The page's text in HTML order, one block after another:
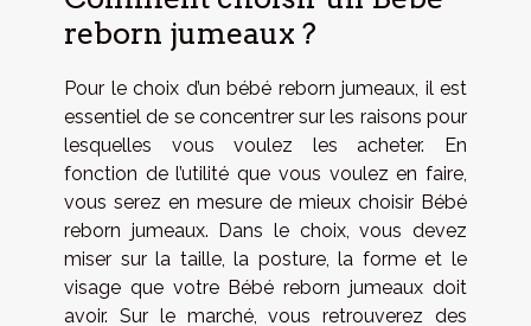
reborn jumeaux ?
Pour le choix d’un bébé reborn jumeaux, il est
essentiel de se concentrer sur les raisons pour
lesquelles vous voulez les acheter. En
fonction de l’utilité que vous voulez en faire,
vous serez en mesure de mieux choisir Bébé
reborn jumeaux. Dans le choix, vous devez
miser sur la taille, la posture, la forme et le
visage que votre Bébé reborn jumeaux doit
avoir. Sur le marché, vous retrouverez des